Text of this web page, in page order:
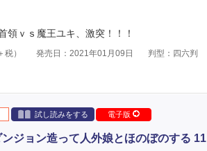
ｖｓ魔王ユキ、激突！！！
税） 発売日：2021年01月09日 判型：四六判
試し読みをする 電子版
ジョン造って人外娘とほのぼのする 11